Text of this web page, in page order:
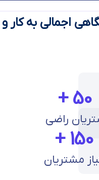
اجمالی به کار
50
+
راضی
150
+
مشتریان